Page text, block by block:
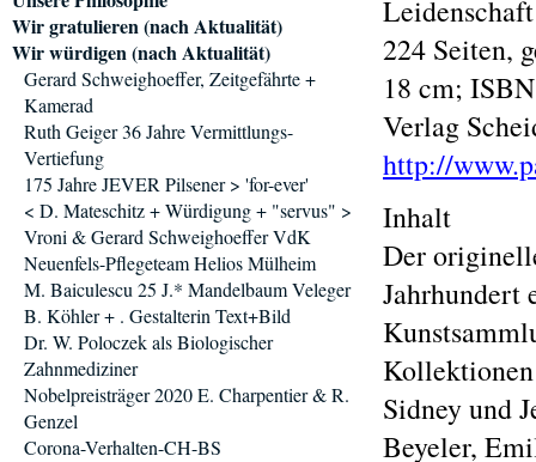
224 Seiten,
18 cm;
Verlag
http://
Inhalt
Der
Jahrhundert
Sidney und
Beyeler,
Wir gratulieren (nach Aktualität)
Wir würdigen (nach Aktualität)
Gerard Schweighoeffer, Zeitgefährte +
Kamerad
Ruth Geiger 36 Jahre Vermittlungs-
Vertiefung
175 Jahre JEVER Pilsener > 'for-ever'
< D. Mateschitz + Würdigung + "servus" >
Vroni & Gerard Schweighoeffer VdK
Neuenfels-Pflegeteam Helios Mülheim
M. Baiculescu 25 J.* Mandelbaum Veleger
B. Köhler + . Gestalterin Text+Bild
Dr. W. Poloczek als Biologischer
Zahnmediziner
Nobelpreisträger 2020 E. Charpentier & R.
Genzel
Corona-Verhalten-CH-BS